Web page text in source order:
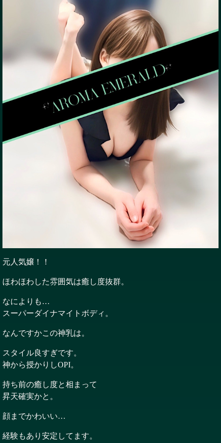
元人気嬢！！
ほわほわした雰囲気は癒し度抜群。
なによりも…
スーパーダイナマイトボディ。
なんですかこの神乳は。
スタイル良すぎです。
神から授かりしOPI。
持ち前の癒し度と相まって
昇天確実かと。
顔までかわいい…
経験もあり安定してます。